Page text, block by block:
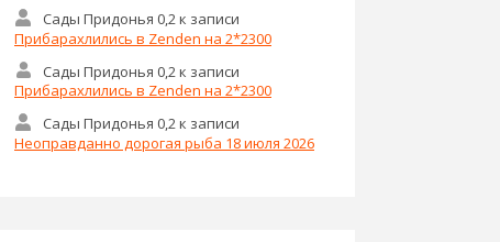
Сады Придонья 0,2к записи
Прибарахлились в Zenden на 2*2300
Сады Придонья 0,2 к записи
Прибарахлились в Zenden на 2*2300
Сады Придонья 0,2к записи
Неоправданно дорогая рыба 18 июля 2026